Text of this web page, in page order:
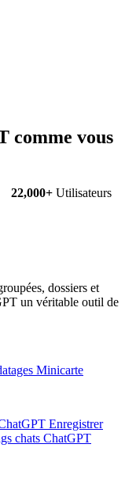
comme vous
22,000+Utilisateurs
dossiers et
un véritable outil de
Minicarte
Enregistrer
chats ChatGPT